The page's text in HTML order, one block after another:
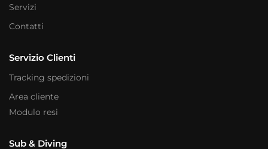
Servizi
Contatti
Servizio Clienti
Tracking spedizioni
Area cliente
Modulo resi
Sub & Diving